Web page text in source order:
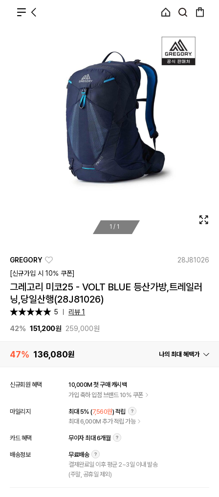
1 / 1
GREGORY
28J81026
[신규가입 시 10% 쿠폰]
그레고리 미코25 - VOLT BLUE 등산가방,트레일러
닝,당일산행(28J81026)
5 리뷰 1
42% 151,200원 259,000원
47% 136,080원 나의 최대 혜택가
신규회원 혜택
10,000M 첫 구매 캐시백
가입 축하 입점 브랜드 10% 쿠폰
마일리지 최대 5% (7,560원) 적립
최대 6,000M 추가 적립 가능
카드 혜택 무이자 최대 6개월
배송정보
무료배송
결제완료일 이후 평균 2~3일 이내 발송
(주말, 공휴일 제외)